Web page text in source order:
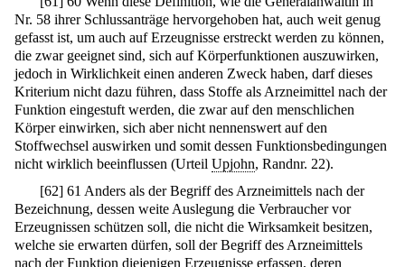
Nr. 58 ihrer Schlussanträge hervorgehoben hat, auch weit genug
gefasst ist, um auch auf Erzeugnisse erstreckt werden zu können,
die zwar geeignet sind, sich auf Körperfunktionen auszuwirken,
jedoch in Wirklichkeit einen anderen Zweck haben, darf dieses
Kriterium nicht dazu führen, dass Stoffe als Arzneimittel nach der
Funktion eingestuft werden, die zwar auf den menschlichen
Körper einwirken, sich aber nicht nennenswert auf den
Stoffwechsel auswirken und somit dessen Funktionsbedingungen
nicht wirklich beeinflussen (Urteil Upjohn, Randnr. 22).
[62] 61 Anders als der Begriff des Arzneimittels nach der
Bezeichnung, dessen weite Auslegung die Verbraucher vor
Erzeugnissen schützen soll, die nicht die Wirksamkeit besitzen,
welche sie erwarten dürfen, soll der Begriff des Arzneimittels
nach der Funktion diejenigen Erzeugnisse erfassen, deren